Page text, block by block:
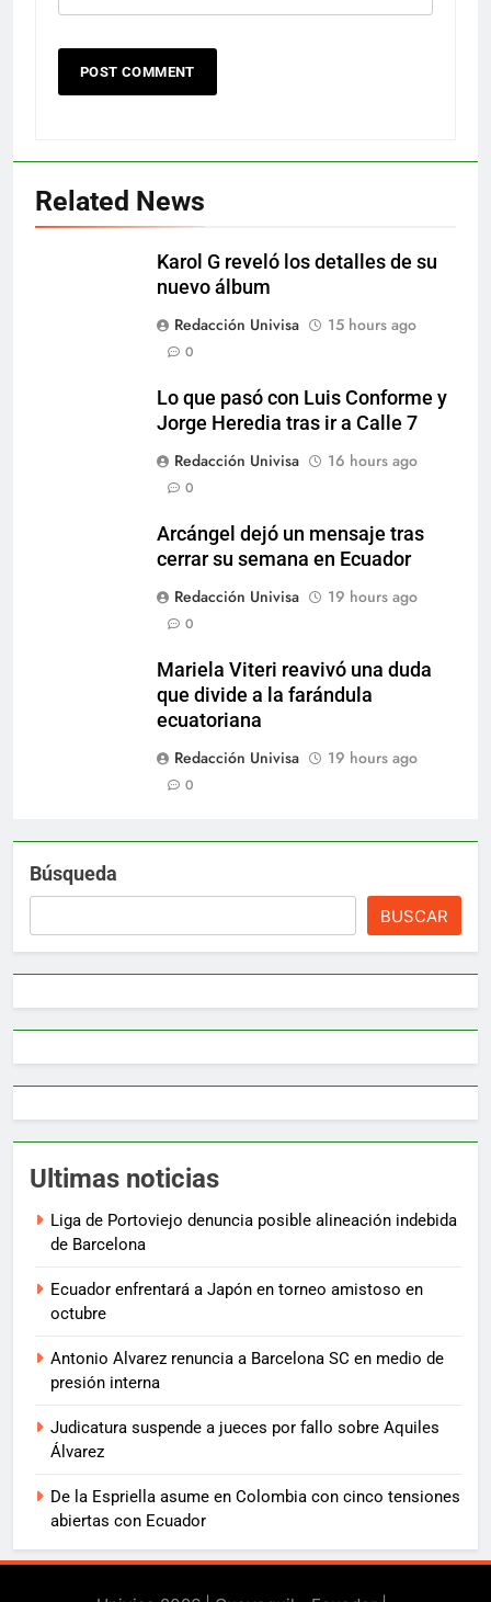
Related News
Karol G reveló los detalles de su
nuevo álbum
Redacción Univisa
15 hours ago
0
Lo que pasó con Luis Conforme y
Jorge Heredia tras ir a Calle 7
Redacción Univisa
16 hours ago
0
Arcángel dejó un mensaje tras
cerrar su semana en Ecuador
Redacción Univisa
19 hours ago
0
Mariela Viteri reavivó una duda
que divide a la farándula
ecuatoriana
Redacción Univisa
19 hours ago
0
Búsqueda
BUSCAR
Ultimas noticias
Liga de Portoviejo denuncia posible alineación indebida
de Barcelona
Ecuador enfrentará a Japón en torneo amistoso en
octubre
Antonio Alvarez renuncia a Barcelona SC en medio de
presión interna
Judicatura suspende a jueces por fallo sobre Aquiles
Álvarez
De la Espriella asume en Colombia con cinco tensiones
abiertas con Ecuador